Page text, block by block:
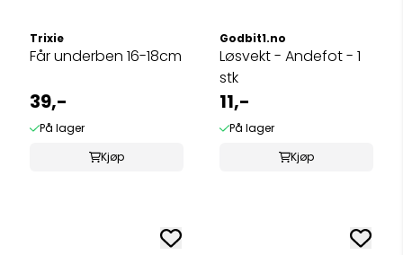
Trixie
Får underben 16-18cm
39,-
På lager
Kjøp
Godbit1.no
Løsvekt - Andefot - 1
stk
11,-
På lager
Kjøp